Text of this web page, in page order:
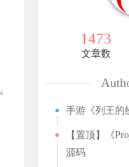
1473
文章数
手游《列王的
【置顶】《
源码